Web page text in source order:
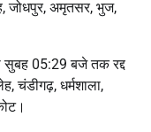
जोधपुर, अमृतसर, भुज,
सुबह 05:29 बजे तक रद्द
चंडीगढ़, धर्मशाला,